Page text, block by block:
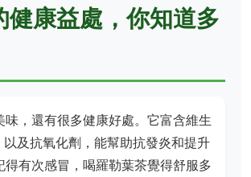
健康益處，你知道多
味，還有很多健康好處。它富含維生
以及抗氧化劑，能幫助抗發炎和提升
得有次感冒，喝羅勒葉茶覺得舒服多